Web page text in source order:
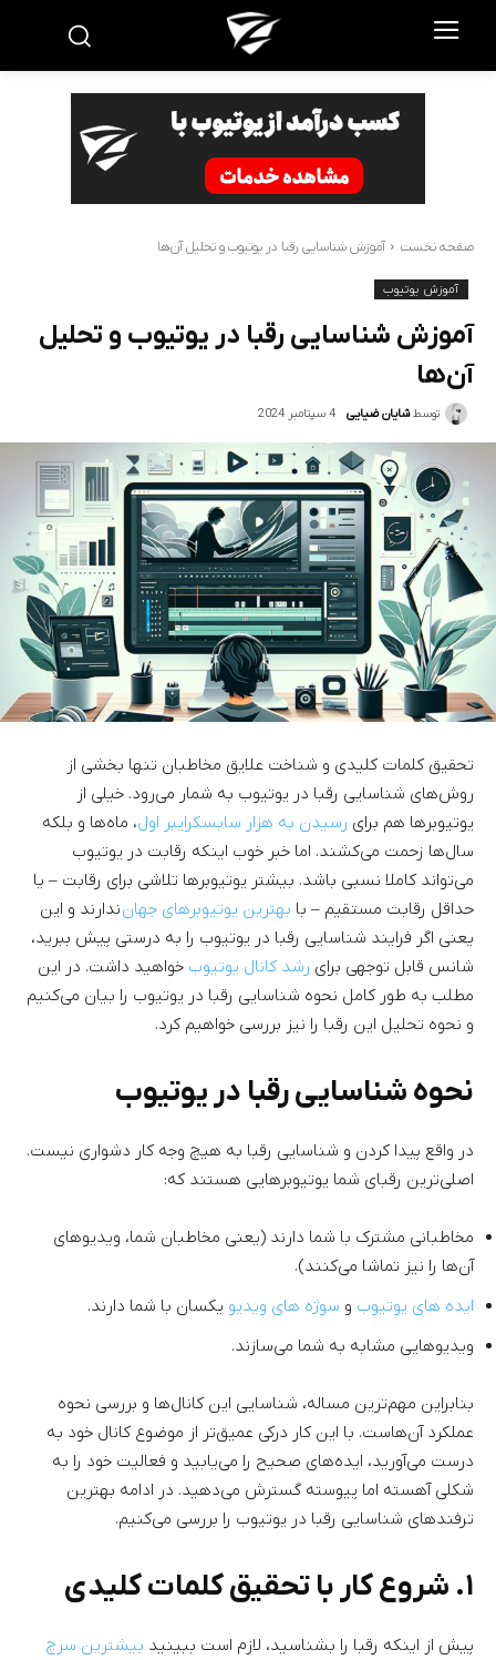
صفحه نخست آموزش شناسایی رقبا در یوتیوب و تحلیل آن‌ها
آموزش یوتیوب
آموزش شناسایی رقبا در یوتیوب و تحلیل
آن‌ها
توسط شایان ضیایی 4 سپتامبر 2024
تحقیق کلمات کلیدی و شناخت علایق مخاطبان تنها بخشی از
روش‌های شناسایی رقبا در یوتیوب به شمار می‌رود. خیلی از
یوتیوبرها هم برای رسیدن به هزار سابسکرایبر اول، ماه‌ها و بلکه
سال‌ها زحمت می‌کشند. اما خبر خوب اینکه رقابت در یوتیوب
می‌تواند کاملا نسبی باشد. بیشتر یوتیوبرها تلاشی برای رقابت – یا
حداقل رقابت مستقیم – با بهترین یوتیوبرهای جهانندارند و این
یعنی اگر فرایند شناسایی رقبا در یوتیوب را به درستی پیش ببرید،
شانس قابل توجهی برای رشد کانال یوتیوب خواهید داشت. در این
مطلب به طور کامل نحوه شناسایی رقبا در یوتیوب را بیان می‌کنیم
و نحوه تحلیل این رقبا را نیز بررسی خواهیم کرد.
نحوه شناسایی رقبا در یوتیوب
در واقع پیدا کردن و شناسایی رقبا به هیچ وجه کار دشواری نیست.
اصلی‌ترین رقبای شما یوتیوبرهایی هستند که:
مخاطبانی مشترک با شما دارند (یعنی مخاطبان شما، ویدیوهای
آن‌ها را نیز تماشا می‌کنند).
ایده های یوتیوب و سوژه های ویدیو یکسان با شما دارند.
ویدیوهایی مشابه به شما می‌سازند.
بنابراین مهم‌ترین مساله، شناسایی این کانال‌ها و بررسی نحوه
عملکرد آن‌هاست. با این کار درکی عمیق‌تر از موضوع کانال خود به
درست می‌آورید، ایده‌های صحیح را می‌یابید و فعالیت خود را به
شکلی آهسته اما پیوسته گسترش می‌دهید. در ادامه بهترین
ترفندهای شناسایی رقبا در یوتیوب را بررسی می‌کنیم.
۱. شروع کار با تحقیق کلمات کلیدی
پیش از اینکه رقبا را بشناسید، لازم است ببینید بیشترین سرچ